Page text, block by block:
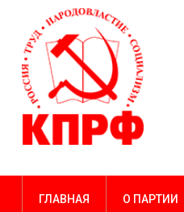
ГЛАВНАЯ О ПАРТИИ